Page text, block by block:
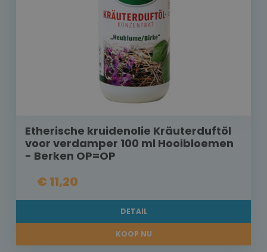
Etherische kruidenolie Kräuterduftöl
voor verdamper 100 ml Hooibloemen
- Berken OP=OP
€ 11,20
DETAIL
KOOP NU